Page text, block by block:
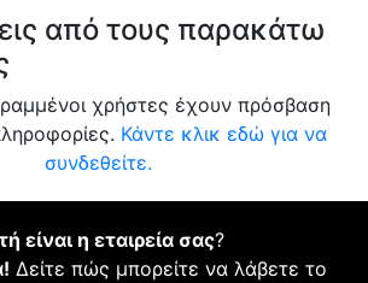
από τους παρακάτω
χρήστες έχουν πρόσβαση
Κάντε κλικ εδώ για να
συνδεθείτε.
είναι η εταιρεία σας?
Δείτε πώς μπορείτε να λάβετε το